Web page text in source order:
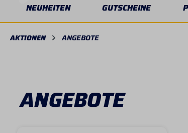
NEUHEITEN GUTSCHEINE
AKTIONEN ANGEBOTE
ANGEBOTE